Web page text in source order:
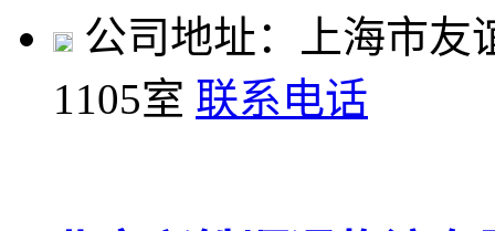
公司地址：上海市友
1105室 联系电话